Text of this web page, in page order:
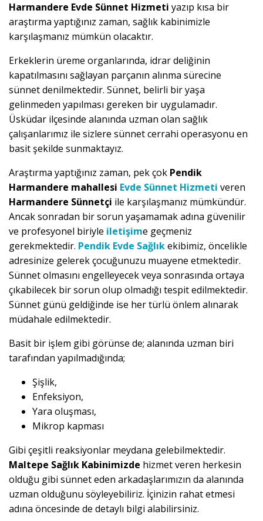
Harmandere Evde Sünnet Hizmeti yazıp kısa bir
araştırma yaptığınız zaman, sağlık kabinimizle
karşılaşmanız mümkün olacaktır.
Erkeklerin üreme organlarında, idrar deliğinin
kapatılmasını sağlayan parçanın alınma sürecine
sünnet denilmektedir. Sünnet, belirli bir yaşa
gelinmeden yapılması gereken bir uygulamadır.
Üsküdar ilçesinde alanında uzman olan sağlık
çalışanlarımız ile sizlere sünnet cerrahi operasyonu en
basit şekilde sunmaktayız.
Araştırma yaptığınız zaman, pek çok Pendik
Harmandere mahallesi Evde Sünnet Hizmeti veren
Harmandere Sünnetçi ile karşılaşmanız mümkündür.
Ancak sonradan bir sorun yaşamamak adına güvenilir
ve profesyonel biriyle iletişime geçmeniz
gerekmektedir. Pendik Evde Sağlıkekibimiz, öncelikle
adresinize gelerek çocuğunuzu muayene etmektedir.
Sünnet olmasını engelleyecek veya sonrasında ortaya
çıkabilecek bir sorun olup olmadığı tespit edilmektedir.
Sünnet günü geldiğinde ise her türlü önlem alınarak
müdahale edilmektedir.
Basit bir işlem gibi görünse de; alanında uzman biri
tarafından yapılmadığında;
Şişlik,
Enfeksiyon,
Yara oluşması,
Mikrop kapması
Gibi çeşitli reaksiyonlar meydana gelebilmektedir.
Maltepe Sağlık Kabinimizde hizmet veren herkesin
olduğu gibi sünnet eden arkadaşlarımızın da alanında
uzman olduğunu söyleyebiliriz. İçinizin rahat etmesi
adına öncesinde de detaylı bilgi alabilirsiniz.